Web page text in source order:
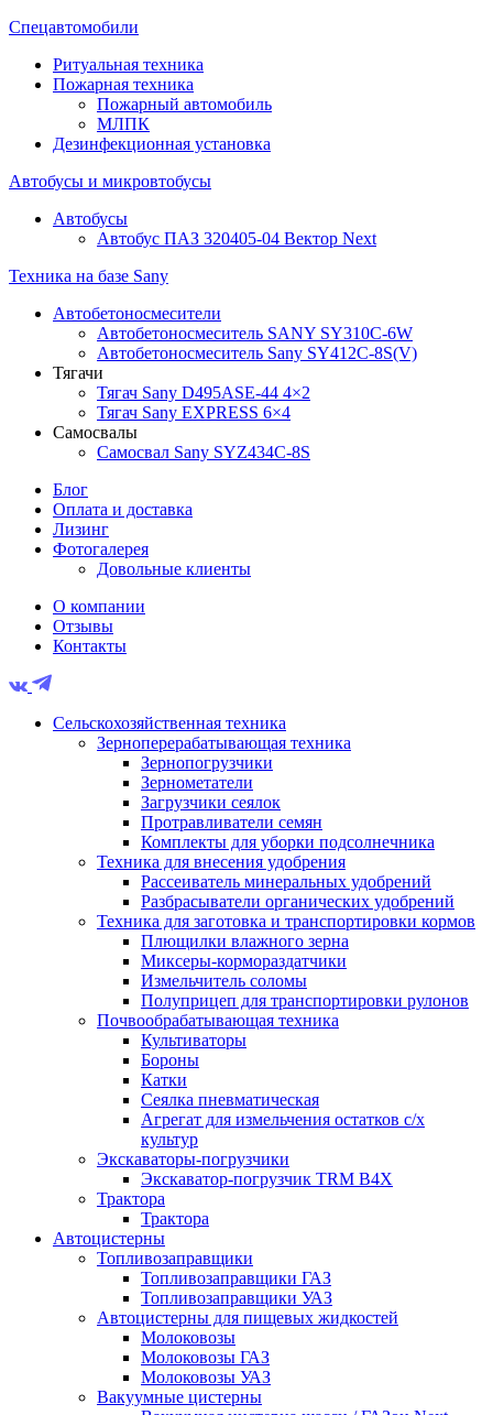
Спецавтомобили
Ритуальная техника
Пожарная техника
Пожарный автомобиль
МЛПК
Дезинфекционная установка
Автобусы и микровтобусы
Автобусы
Автобус ПАЗ 320405-04 Вектор Next
Техника на базе Sany
Автобетоносмесители
Автобетоносмеситель SANY SY310C-6W
Автобетоносмеситель Sany SY412C-8S(V)
Тягачи
Тягач Sany D495ASE-44 4×2
Тягач Sany EXPRESS 6×4
Самосвалы
Самосвал Sany SYZ434C-8S
Блог
Оплата и доставка
Лизинг
Фотогалерея
Довольные клиенты
О компании
Отзывы
Контакты
Сельскохозяйственная техника
Зерноперерабатывающая техника
Зернопогрузчики
Зернометатели
Загрузчики сеялок
Протравливатели семян
Комплекты для уборки подсолнечника
Техника для внесения удобрения
Рассеиватель минеральных удобрений
Разбрасыватели органических удобрений
Техника для заготовка и транспортировки кормов
Плющилки влажного зерна
Миксеры-кормораздатчики
Измельчитель соломы
Полуприцеп для транспортировки рулонов
Почвообрабатывающая техника
Культиваторы
Бороны
Катки
Сеялка пневматическая
Агрегат для измельчения остатков с/х
культур
Экскаваторы-погрузчики
Экскаватор-погрузчик TRM B4X
Трактора
Трактора
Автоцистерны
Топливозаправщики
Топливозаправщики ГАЗ
Топливозаправщики УАЗ
Автоцистерны для пищевых жидкостей
Молоковозы
Молоковозы ГАЗ
Молоковозы УАЗ
Вакуумные цистерны